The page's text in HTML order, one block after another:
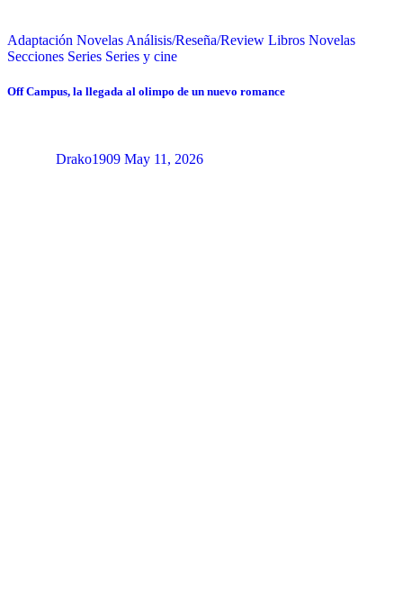
Adaptación Novelas Análisis/Reseña/Review Libros Novelas
Secciones Series Series y cine
Off Campus, la llegada al olimpo de un nuevo romance
Drako1909 May 11, 2026